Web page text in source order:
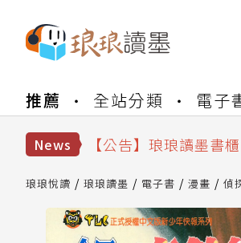
推薦 全站分類 電子
News
【公告】琅琅書店服
【公告】琅琅讀墨書
【公告】琅琅書店服
【公告】琅琅讀墨數
琅琅悅讀 琅琅讀墨 電子書 漫畫 偵